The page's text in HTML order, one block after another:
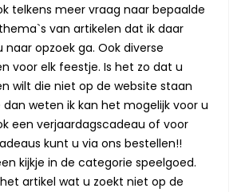
telkens meer vraag naar bepaalde
van artikelen dat ik daar
naar opzoek ga. Ook diverse
voor elk feestje. Is het zo dat u
wilt die niet op de website staan
weten ik kan het mogelijk voor u
een verjaardagscadeau of voor
kunt u via ons bestellen!!
kijkje in de categorie speelgoed.
artikel wat u zoekt niet op de